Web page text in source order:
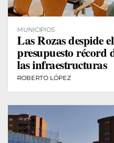
MUNICIPIOS
Las Rozas despide
presupuesto récord
las infraestructuras
ROBERTO LÓPEZ